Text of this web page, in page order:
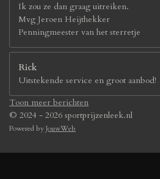
Ik zou ze dan graag uitreiken.
Mvg Jeroen Heijthekker
Penningmeester van het sterretje
Rick
Uitstekende service en groot aanbod!
Toon meer berichten
© 2024 - 2026 sportprijzenleek.nl
Powered byJouwWeb